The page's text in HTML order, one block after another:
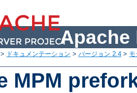
Apache
ドキュメンテーション > バージョン 2.4 >
MPM